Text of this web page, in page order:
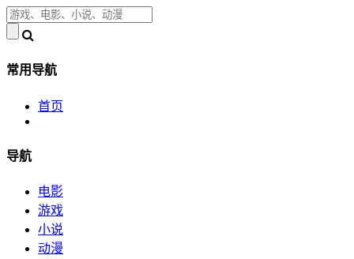
常用导航
首页
导航
电影
游戏
小说
动漫